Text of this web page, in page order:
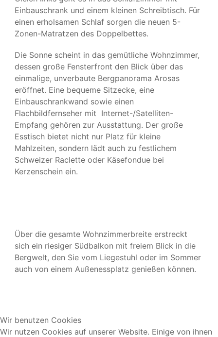
Einbauschrank und einem kleinen Schreibtisch. Für
einen erholsamen Schlaf sorgen die neuen 5-
Zonen-Matratzen des Doppelbettes.
Die Sonne scheint in das gemütliche Wohnzimmer,
dessen große Fensterfront den Blick über das
einmalige, unverbaute Bergpanorama Arosas
eröffnet. Eine bequeme Sitzecke, eine
Einbauschrankwand sowie einen
Flachbildfernseher mit Internet-/Satelliten-
Empfang gehören zur Ausstattung. Der große
Esstisch bietet nicht nur Platz für kleine
Mahlzeiten, sondern lädt auch zu festlichem
Schweizer Raclette oder Käsefondue bei
Kerzenschein ein.
Über die gesamte Wohnzimmerbreite erstreckt
sich ein riesiger Südbalkon mit freiem Blick in die
Bergwelt, den Sie vom Liegestuhl oder im Sommer
auch von einem Außenessplatz genießen können.
Wir benutzen Cookies
Wir nutzen Cookies auf unserer Website. Einige von ihnen